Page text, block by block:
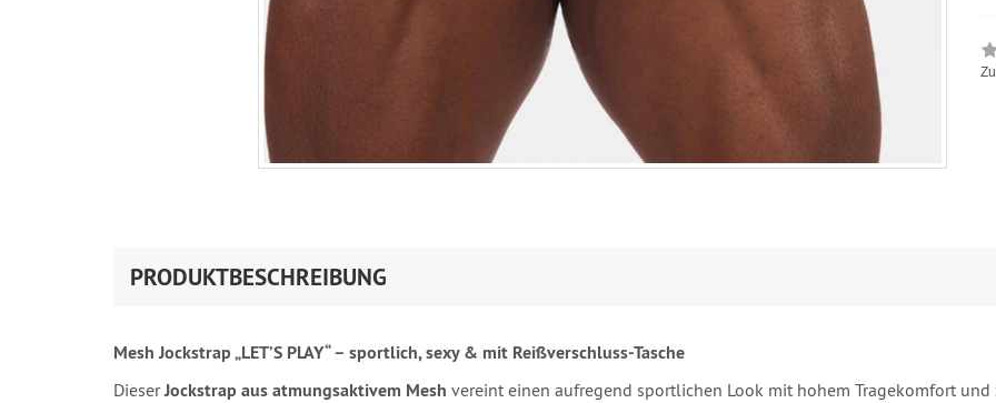
PRODUKTBESCHREIBUNG
Mesh Jockstrap „LET’S PLAY“ – sportlich, sexy & mit Reißverschluss-Tasche
DieserJockstrap aus atmungsaktivem Mesh vereint einen aufregend sportlichen Look mit hohem Tragekomfort